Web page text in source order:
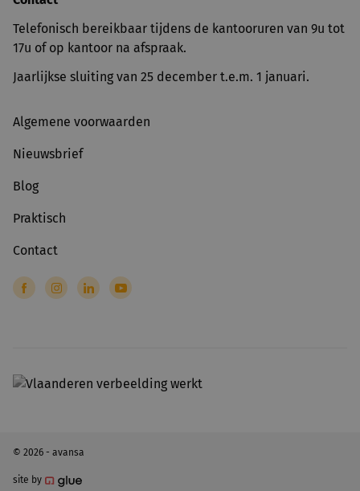
Telefonisch bereikbaar tijdens de kantooruren van 9u tot
17u of op kantoor na afspraak.
Jaarlijkse sluiting van 25 december t.e.m. 1 januari.
Algemene voorwaarden
Nieuwsbrief
Blog
Praktisch
Contact
© 2026 - avansa
site by